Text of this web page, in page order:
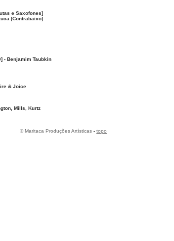
e Saxofones]
[Contrabaixo]
- Benjamim Taubkin
& Joice
Mills, Kurtz
© Maritaca Produções Artísticas - topo